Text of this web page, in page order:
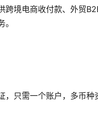
跨境电商收付款、外贸
只需一个账户，多币种